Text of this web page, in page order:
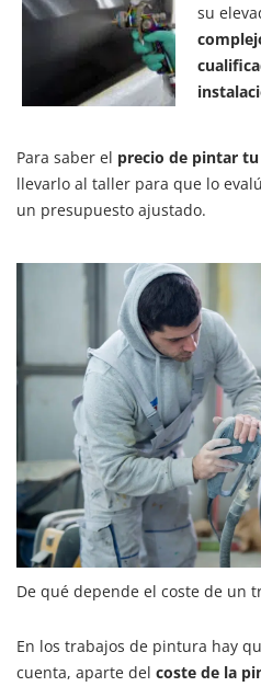
su
Para saber el precio de pintar
llevarlo al taller para que lo
un presupuesto ajustado.
De qué depende el coste de un
En los trabajos de pintura hay
cuenta, aparte del coste de la